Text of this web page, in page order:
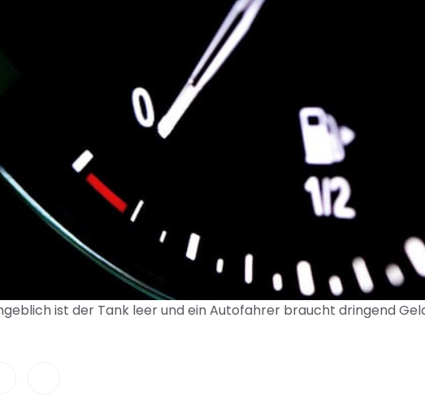
ist der Tank leer und ein Autofahrer braucht dringend